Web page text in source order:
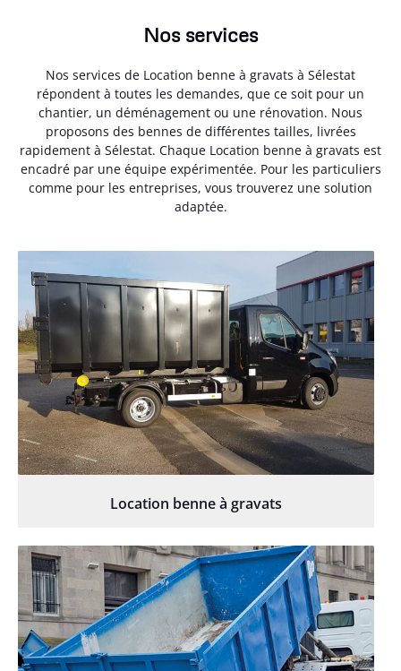
Nos services
Nos services de Location benne à gravats à Sélestat
répondent à toutes les demandes, que ce soit pour un
chantier, un déménagement ou une rénovation. Nous
proposons des bennes de différentes tailles, livrées
rapidement à Sélestat. Chaque Location benne à gravats est
encadré par une équipe expérimentée. Pour les particuliers
comme pour les entreprises, vous trouverez une solution
adaptée.
Location benne à gravats